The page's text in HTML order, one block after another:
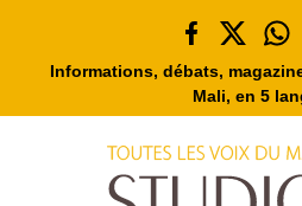
Informations, débats,
Mali, en 5